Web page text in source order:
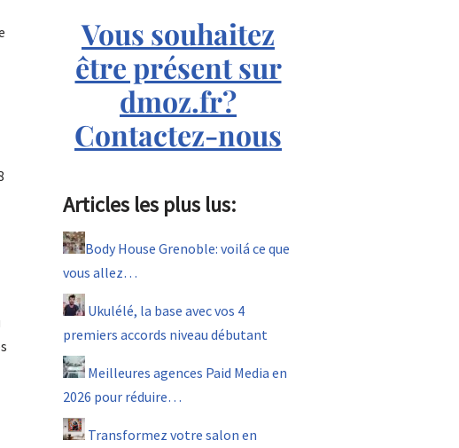
Vous souhaitez
être présent sur
dmoz.fr?
Contactez-nous
Articles les plus lus:
Body House Grenoble: voilá ce que
vous allez…
Ukulélé, la base avec vos 4
premiers accords niveau débutant
Meilleures agences Paid Media en
2026 pour réduire…
Transformez votre salon en